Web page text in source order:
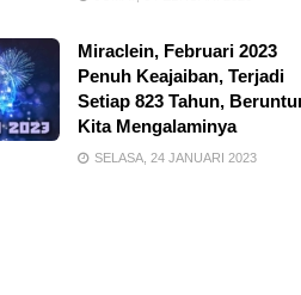
Miraclein, Februari 2023
Penuh Keajaiban, Terjadi
Setiap 823 Tahun,
Kita Mengalaminya
SELASA, 24 JANUARI 2023